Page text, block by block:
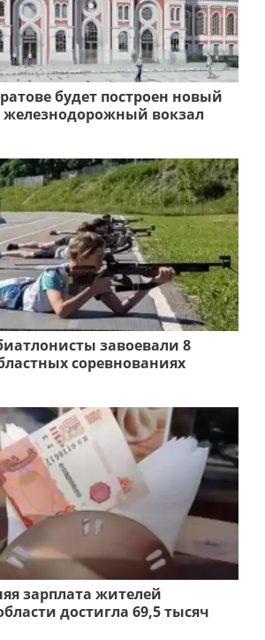
будет построен новый
вокзал
завоевали 8
соревнованиях
зарплата жителей
достигла 69,5 тысяч